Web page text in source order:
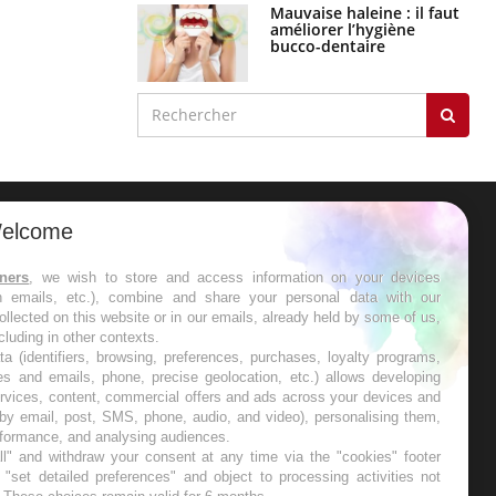
Mauvaise haleine : il faut
améliorer l’hygiène
bucco-dentaire
les semaines les meilleures
, we wish to store and access information on your devices
emails, etc.), combine and share your personal data with our
on this website or in our emails, already held by some of us,
in other contexts.
(identifiers, browsing, preferences, purchases, loyalty programs,
and emails, phone, precise geolocation, etc.) allows developing
content, commercial offers and ads across your devices and
email, post, SMS, phone, audio, and video), personalising them,
and analysing audiences.
and withdraw your consent at any time via the "cookies" footer
detailed preferences" and object to processing activities not